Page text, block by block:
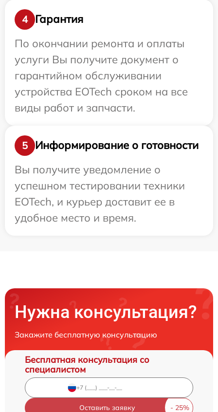
4
Гарантия
По окончании ремонта и оплаты
услуги Вы получите документ о
гарантийном обслуживании
устройства EOTech сроком на все
виды работ и запчасти.
5
Информирование о готовности
Вы получите уведомление о
успешном тестировании техники
EOTech, и курьер доставит ее в
удобное место и время.
Нужна консультация?
Закажите бесплатную консультацию
Бесплатная консультация со
специалистом
Оставить заявку